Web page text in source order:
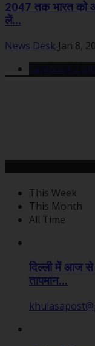
2047 तक भारत को
लें...
News Desk Jan 8,
Facebook
This Week
This Month
All Time
दिल्ली में आज से
तापमान...